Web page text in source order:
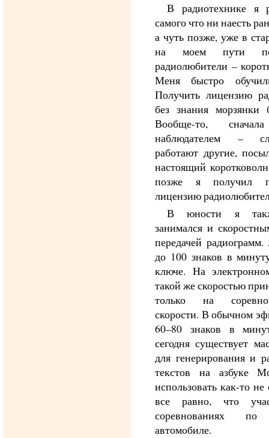
В радиотехнике я
самого что ни наесть
а чуть позже, уже в
на моем пути
радиолюбители –
Меня быстро
Получить лицензию
без знания морзянки
Вообще-то,
наблюдателем –
работают другие,
настоящий
позже я получил
лицензию
В юности я
занимался и
передачей радиограмм.
до 100 знаков в
ключе. На
такой же скоростью
только на
скорости. В обычном
60–80 знаков в
сегодня существует
для генерирования и
текстов на азбуке
использовать как-то
все равно, что
соревнованиях
автомобиле.